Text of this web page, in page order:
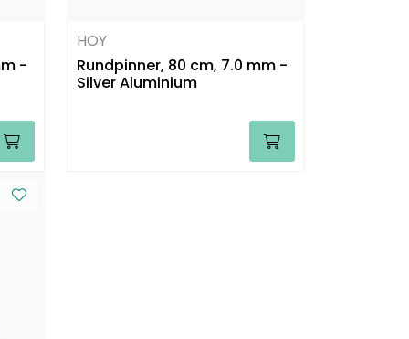
-
HOY
Rundpinner, 80 cm, 7.0 mm -
Silver Aluminium